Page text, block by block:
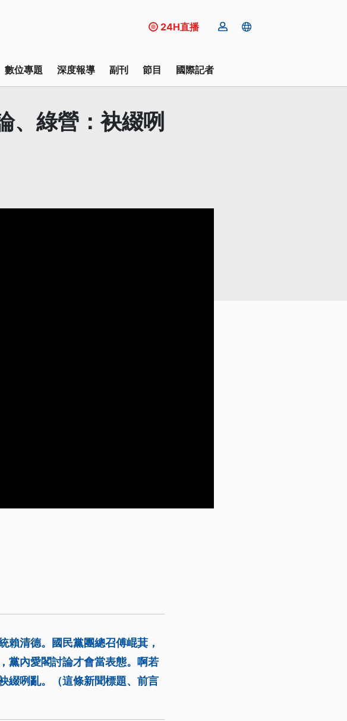
24H直播
數位專題 深度報導 副刊 節目 國際記者
、綠營：袂綴咧
賴清德。國民黨團總召傅崐萁，
黨內愛閣討論才會當表態。啊若
綴咧亂。（這條新聞標題、前言